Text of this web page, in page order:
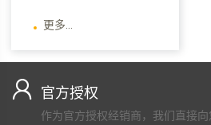
更多...
官方授权
作为官方授权经销商，我们直接